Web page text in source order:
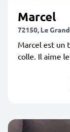
Marcel
72150, Le
Marcel est un
colle. Il aime